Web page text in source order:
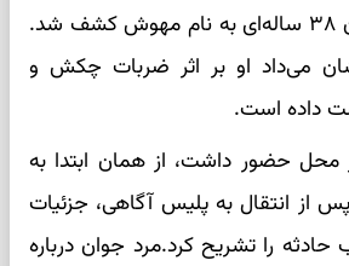
اتاق خواب، جسد زن ۳۸ ساله‌ای به نام مهوش کشف شد.
می‌داد او بر اثر ضربات چکش و
داده است.
حضور داشت، از همان ابتدا به
از انتقال به پلیس آگاهی، جزئیات
را تشریح کرد.مرد جوان درباره